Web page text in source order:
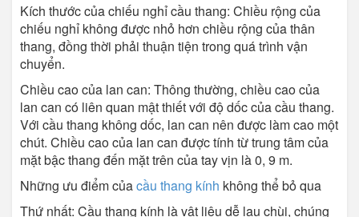
Kích thước của chiếu nghỉ cầu thang: Chiều rộng của
chiếu nghỉ không được nhỏ hơn chiều rộng của thân
thang, đồng thời phải thuận tiện trong quá trình vận
chuyển.
Chiều cao của lan can: Thông thường, chiều cao của
lan can có liên quan mật thiết với độ dốc của cầu thang.
Với cầu thang không dốc, lan can nên được làm cao một
chút. Chiều cao của lan can được tính từ trung tâm của
mặt bậc thang đến mặt trên của tay vịn là 0, 9 m.
Những ưu điểm củacầu thang kính không thể bỏ qua
Thứ nhất: Cầu thang kính là vật liệu dễ lau chùi, chúng